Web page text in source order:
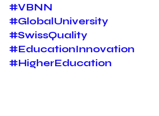
#VBNN
#GlobalUniversity
#SwissQuality
#EducationInnovation
#HigherEducation